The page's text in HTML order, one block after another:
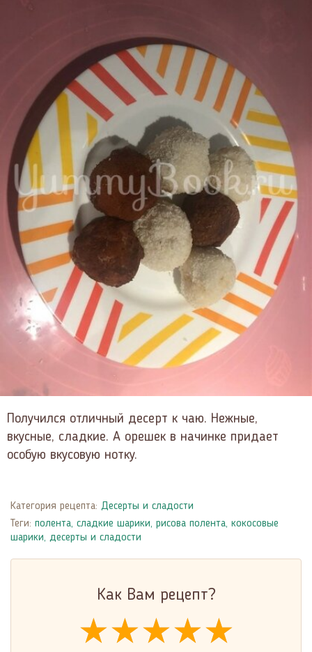
Получился отличный десерт к чаю. Нежные,
вкусные, сладкие. А орешек в начинке придает
особую вкусовую нотку.
Категория рецепта: Десерты и сладости
Теги: полента, сладкие шарики, рисова полента, кокосовые
шарики, десерты и сладости
Как Вам рецепт?
★★★★★
★★★★★
★★★★★